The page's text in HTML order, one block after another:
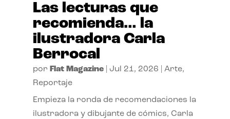
Las lecturas que
recomienda… la
ilustradora Carla
Berrocal
por Flat Magazine| Jul 21, 2026 Arte,
Reportaje
Empieza la ronda de recomendaciones la
ilustradora y dibujante de cómics, Carla